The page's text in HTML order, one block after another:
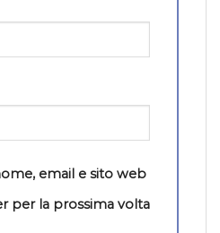
email e sito web
per la prossima volta